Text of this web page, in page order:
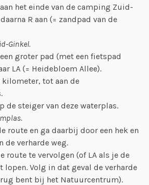
het einde van de camping Zuid-
R aan (= zandpad van de
Ginkel.
groter pad (met een fietspad
LA (= Heidebloem Allee).
tot aan de
de steiger van deze waterplas.
route en ga daarbij door een hek en
de verharde weg.
route te vervolgen (of LA als je de
Volg in dat geval de verharde
bent bij het Natuurcentrum).